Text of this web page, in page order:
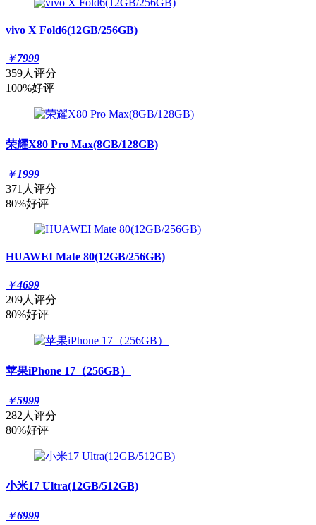
vivo X Fold6(12GB/256GB)
￥7999
359人评分
100%好评
荣耀X80 Pro Max(8GB/128GB)
￥1999
371人评分
80%好评
HUAWEI Mate 80(12GB/256GB)
￥4699
209人评分
80%好评
苹果iPhone 17（256GB）
￥5999
282人评分
80%好评
小米17 Ultra(12GB/512GB)
￥6999